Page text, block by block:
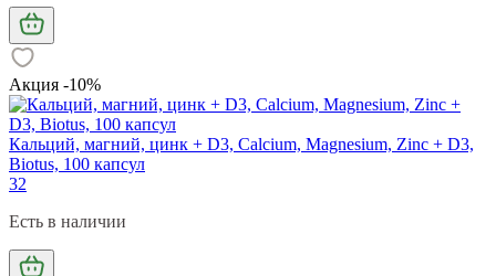
Акция -10%
Кальций, магний, цинк + D3, Calcium, Magnesium, Zinc + D3,
Biotus, 100 капсул
32
Есть в наличии